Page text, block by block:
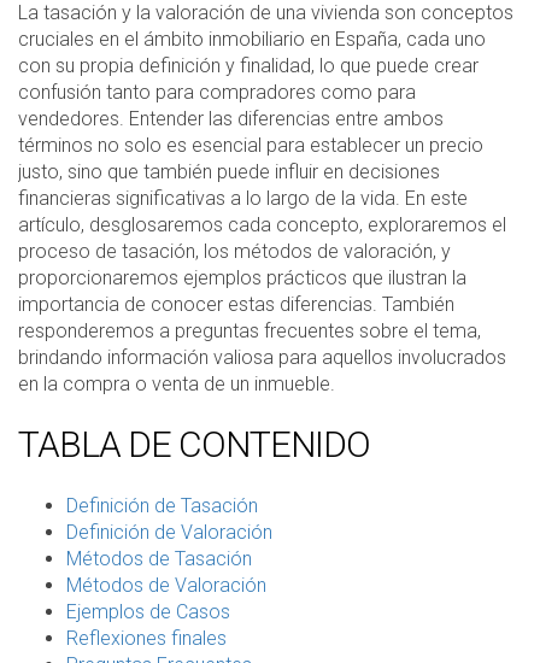
La tasación y la valoración de una vivienda son conceptos
cruciales en el ámbito inmobiliario en España, cada uno
con su propia definición y finalidad, lo que puede crear
confusión tanto para compradores como para
vendedores. Entender las diferencias entre ambos
términos no solo es esencial para establecer un precio
justo, sino que también puede influir en decisiones
financieras significativas a lo largo de la vida. En este
artículo, desglosaremos cada concepto, exploraremos el
proceso de tasación, los métodos de valoración, y
proporcionaremos ejemplos prácticos que ilustran la
importancia de conocer estas diferencias. También
responderemos a preguntas frecuentes sobre el tema,
brindando información valiosa para aquellos involucrados
en la compra o venta de un inmueble.
TABLA DE CONTENIDO
Definición de Tasación
Definición de Valoración
Métodos de Tasación
Métodos de Valoración
Ejemplos de Casos
Reflexiones finales